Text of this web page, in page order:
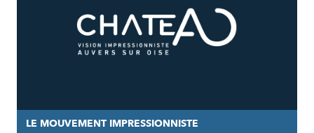
LE MOUVEMENT IMPRESSIONNISTE